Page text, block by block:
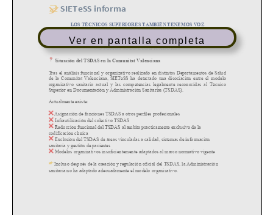
Ver en pantalla completa